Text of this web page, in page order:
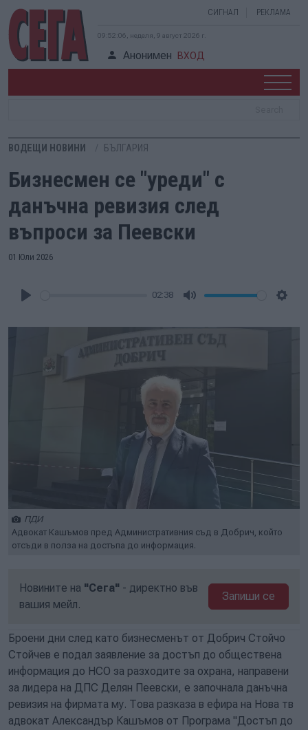
СИГНАЛ РЕКЛАМА
09:52:07, неделя, 9 август 2026 г.
Анонимен ВХОД
ВОДЕЩИ НОВИНИ БЪЛГАРИЯ
Бизнесмен се "уреди" с
данъчна ревизия след
въпроси за Пеевски
01 Юли 2026
02:38
ПДИ
Адвокат Кашъмов пред Административния съд в Добрич, който
отсъди в полза на достъпа до информация.
Новините на "Сега" - директно във
вашия мейл.
Запиши се
Броени дни след като бизнесменът от Добрич Стойчо
Стойчев е подал заявление за достъп до обществена
информация до НСО за разходите за охрана, направени
за лидера на ДПС Делян Пеевски, е започнала данъчна
ревизия на фирмата му. Това разказа в ефира на Нова тв
адвокат Александър Кашъмов от Програма "Достъп до